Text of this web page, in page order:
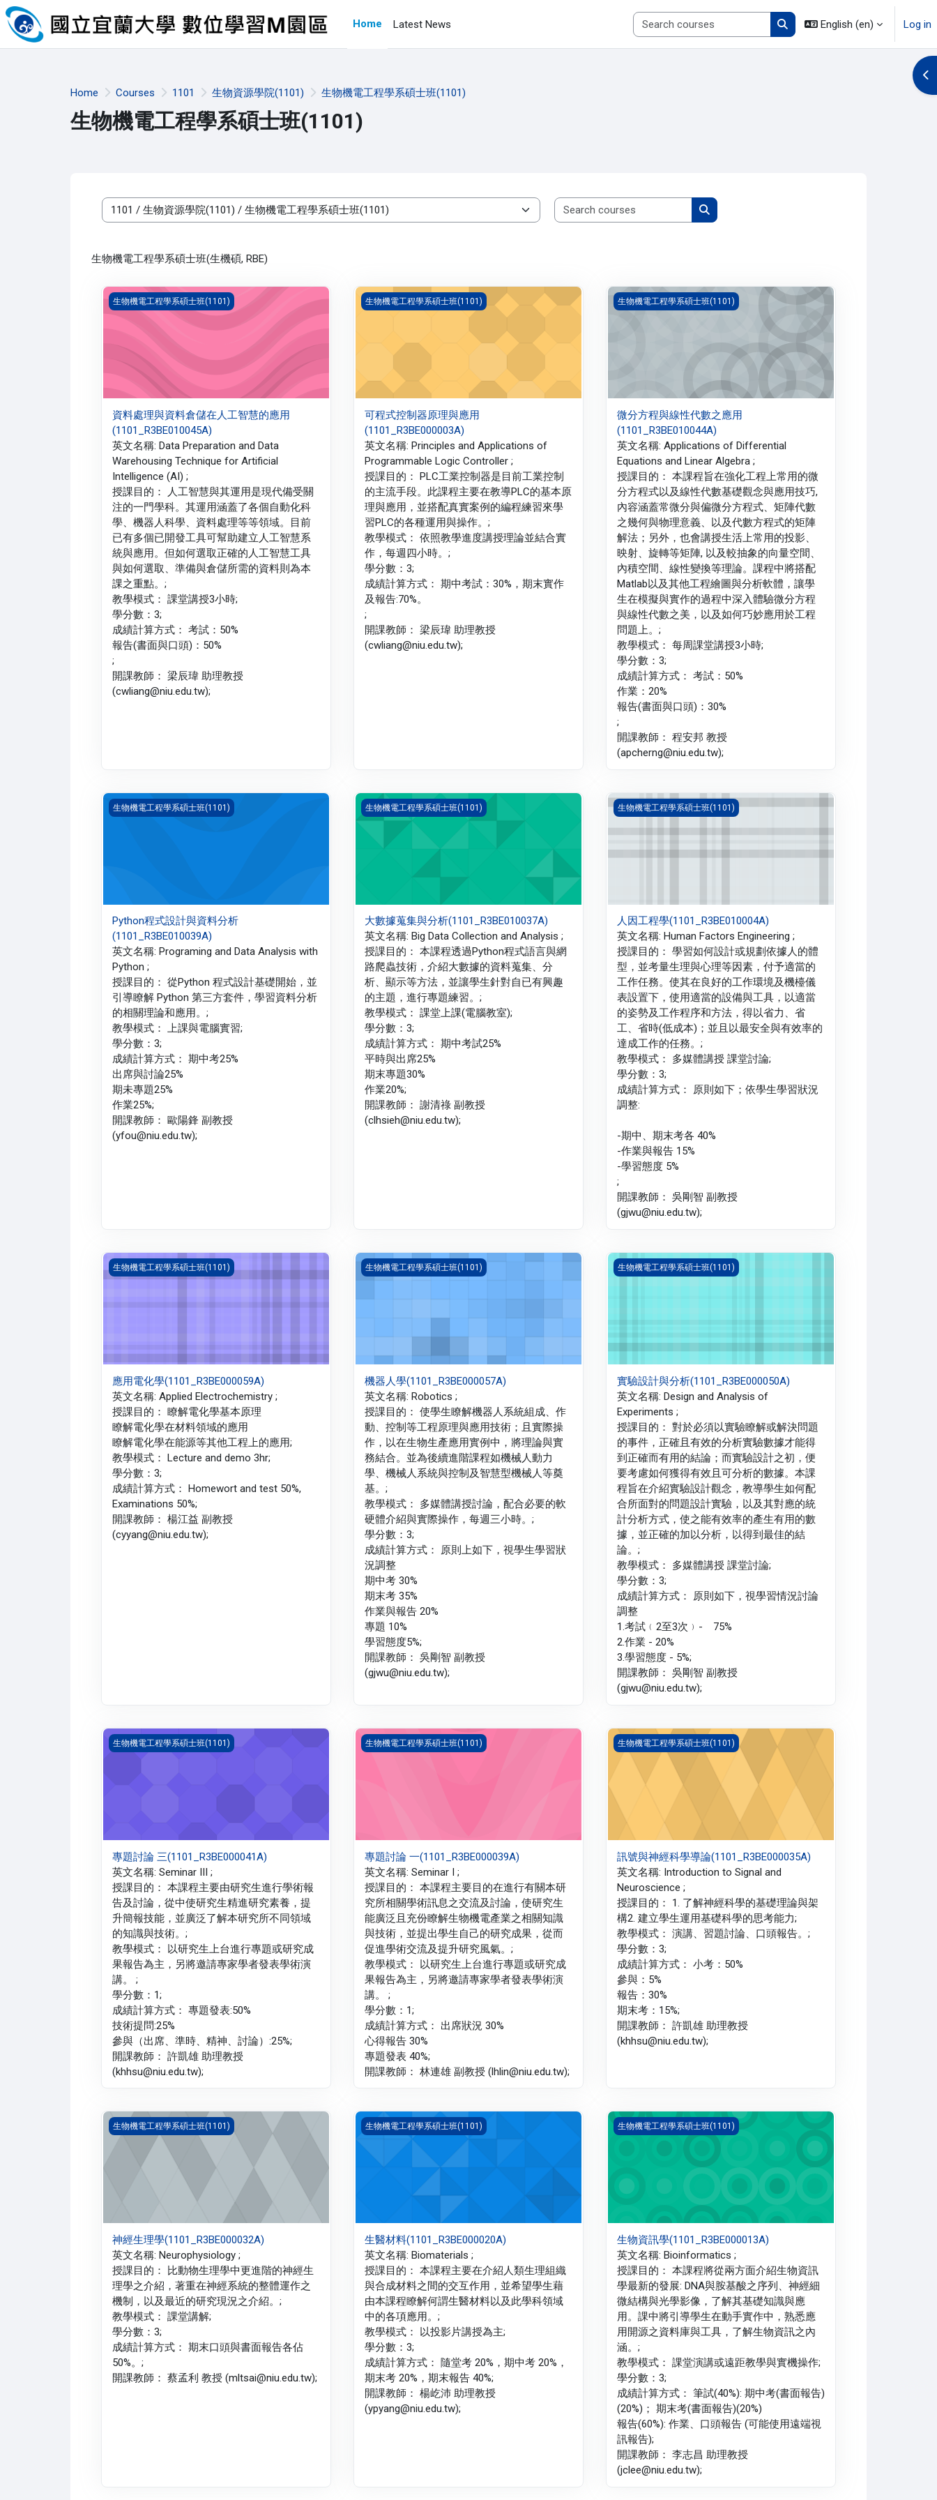
Skip to main content
Home
Latest News
Search courses
Search courses
English ‎(en)‎ Log in
Home Courses 1101 生物資源學院(1101) 生物機電工程學系碩士班(1101)
生物機電工程學系碩士班(1101)
Course categories
Search courses
Search courses
生物機電工程學系碩士班(生機碩, RBE)
資料處理與資料倉儲在人工智慧的應用(1101_R3BE010045A)
生物機電工程學系碩士班(1101)
資料處理與資料倉儲在人工智慧的應用
(1101_R3BE010045A)
英文名稱: Data Preparation and Data
Warehousing Technique for Artificial
Intelligence (AI) ;
授課目的： 人工智慧與其運用是現代備受關
注的一門學科。其運用涵蓋了各個自動化科
學、機器人科學、資料處理等等領域。目前
已有多個已開發工具可幫助建立人工智慧系
統與應用。但如何選取正確的人工智慧工具
與如何選取、準備與倉儲所需的資料則為本
課之重點。;
教學模式： 課堂講授3小時;
學分數：3;
成績計算方式： 考試：50%
報告(書面與口頭)：50%
;
開課教師： 梁辰瑋 助理教授
(cwliang@niu.edu.tw);
可程式控制器原理與應用(1101_R3BE000003A)
生物機電工程學系碩士班(1101)
可程式控制器原理與應用
(1101_R3BE000003A)
英文名稱: Principles and Applications of
Programmable Logic Controller ;
授課目的： PLC工業控制器是目前工業控制
的主流手段。此課程主要在教導PLC的基本原
理與應用，並搭配真實案例的編程練習來學
習PLC的各種運用與操作。;
教學模式： 依照教學進度講授理論並結合實
作，每週四小時。;
學分數：3;
成績計算方式： 期中考試：30%，期末實作
及報告:70%。
;
開課教師： 梁辰瑋 助理教授
(cwliang@niu.edu.tw);
微分方程與線性代數之應用(1101_R3BE010044A)
生物機電工程學系碩士班(1101)
微分方程與線性代數之應用
(1101_R3BE010044A)
英文名稱: Applications of Differential
Equations and Linear Algebra ;
授課目的： 本課程旨在強化工程上常用的微
分方程式以及線性代數基礎觀念與應用技巧,
內容涵蓋常微分與偏微分方程式、矩陣代數
之幾何與物理意義、以及代數方程式的矩陣
解法；另外，也會講授生活上常用的投影、
映射、旋轉等矩陣, 以及較抽象的向量空間、
內積空間、線性變換等理論。課程中將搭配
Matlab以及其他工程繪圖與分析軟體，讓學
生在模擬與實作的過程中深入體驗微分方程
與線性代數之美，以及如何巧妙應用於工程
問題上。;
教學模式： 每周課堂講授3小時;
學分數：3;
成績計算方式： 考試：50%
作業：20%
報告(書面與口頭)：30%
;
開課教師： 程安邦 教授
(apcherng@niu.edu.tw);
Python程式設計與資料分析(1101_R3BE010039A)
生物機電工程學系碩士班(1101)
Python程式設計與資料分析
(1101_R3BE010039A)
英文名稱: Programing and Data Analysis with
Python ;
授課目的： 從Python 程式設計基礎開始，並
引導瞭解 Python 第三方套件，學習資料分析
的相關理論和應用。;
教學模式： 上課與電腦實習;
學分數：3;
成績計算方式： 期中考25%
出席與討論25%
期未專題25%
作業25%;
開課教師： 歐陽鋒 副教授
(yfou@niu.edu.tw);
大數據蒐集與分析(1101_R3BE010037A)
生物機電工程學系碩士班(1101)
大數據蒐集與分析(1101_R3BE010037A)
英文名稱: Big Data Collection and Analysis ;
授課目的： 本課程透過Python程式語言與網
路爬蟲技術，介紹大數據的資料蒐集、分
析、顯示等方法，並讓學生針對自已有興趣
的主題，進行專題練習。;
教學模式： 課堂上課(電腦教室);
學分數：3;
成績計算方式： 期中考試25%
平時與出席25%
期末專題30%
作業20%;
開課教師： 謝清祿 副教授
(clhsieh@niu.edu.tw);
人因工程學(1101_R3BE010004A)
生物機電工程學系碩士班(1101)
人因工程學(1101_R3BE010004A)
英文名稱: Human Factors Engineering ;
授課目的： 學習如何設計或規劃依據人的體
型，並考量生理與心理等因素，付予適當的
工作任務。使其在良好的工作環境及機檯儀
表設置下，使用適當的設備與工具，以適當
的姿勢及工作程序和方法，得以省力、省
工、省時(低成本)；並且以最安全與有效率的
達成工作的任務。;
教學模式： 多媒體講授 課堂討論;
學分數：3;
成績計算方式： 原則如下；依學生學習狀況
調整:
-期中、期末考各 40%
-作業與報告 15%
-學習態度 5%
;
開課教師： 吳剛智 副教授
(gjwu@niu.edu.tw);
應用電化學(1101_R3BE000059A)
生物機電工程學系碩士班(1101)
應用電化學(1101_R3BE000059A)
英文名稱: Applied Electrochemistry ;
授課目的： 瞭解電化學基本原理
瞭解電化學在材料領域的應用
瞭解電化學在能源等其他工程上的應用;
教學模式： Lecture and demo 3hr;
學分數：3;
成績計算方式： Homewort and test 50%,
Examinations 50%;
開課教師： 楊江益 副教授
(cyyang@niu.edu.tw);
機器人學(1101_R3BE000057A)
生物機電工程學系碩士班(1101)
機器人學(1101_R3BE000057A)
英文名稱: Robotics ;
授課目的： 使學生瞭解機器人系統組成、作
動、控制等工程原理與應用技術；且實際操
作，以在生物生產應用實例中，將理論與實
務結合。並為後續進階課程如機械人動力
學、機械人系統與控制及智慧型機械人等奠
基。;
教學模式： 多媒體講授討論，配合必要的軟
硬體介紹與實際操作，每週三小時。;
學分數：3;
成績計算方式： 原則上如下，視學生學習狀
況調整
期中考 30%
期末考 35%
作業與報告 20%
專題 10%
學習態度5%;
開課教師： 吳剛智 副教授
(gjwu@niu.edu.tw);
實驗設計與分析(1101_R3BE000050A)
生物機電工程學系碩士班(1101)
實驗設計與分析(1101_R3BE000050A)
英文名稱: Design and Analysis of
Experiments ;
授課目的： 對於必須以實驗瞭解或解決問題
的事件，正確且有效的分析實驗數據才能得
到正確而有用的結論；而實驗設計之初，便
要考慮如何獲得有效且可分析的數據。本課
程旨在介紹實驗設計觀念，教導學生如何配
合所面對的問題設計實驗，以及其對應的統
計分析方式，使之能有效率的產生有用的數
據，並正確的加以分析，以得到最佳的結
論。;
教學模式： 多媒體講授 課堂討論;
學分數：3;
成績計算方式： 原則如下，視學習情況討論
調整
1.考試﹙2至3次﹚- 75%
2.作業 - 20%
3.學習態度 - 5%;
開課教師： 吳剛智 副教授
(gjwu@niu.edu.tw);
專題討論 三(1101_R3BE000041A)
生物機電工程學系碩士班(1101)
專題討論 三(1101_R3BE000041A)
英文名稱: Seminar III ;
授課目的： 本課程主要由研究生進行學術報
告及討論，從中使研究生精進研究素養，提
升簡報技能，並廣泛了解本研究所不同領域
的知識與技術。;
教學模式： 以研究生上台進行專題或研究成
果報告為主，另將邀請專家學者發表學術演
講。 ;
學分數：1;
成績計算方式： 專題發表:50%
技術提問:25%
參與（出席、準時、精神、討論）:25%;
開課教師： 許凱雄 助理教授
(khhsu@niu.edu.tw);
專題討論 一(1101_R3BE000039A)
生物機電工程學系碩士班(1101)
專題討論 一(1101_R3BE000039A)
英文名稱: Seminar I ;
授課目的： 本課程主要目的在進行有關本研
究所相關學術訊息之交流及討論，使研究生
能廣泛且充份瞭解生物機電產業之相關知識
與技術，並提出學生自己的研究成果，從而
促進學術交流及提升研究風氣。;
教學模式： 以研究生上台進行專題或研究成
果報告為主，另將邀請專家學者發表學術演
講。 ;
學分數：1;
成績計算方式： 出席狀況 30%
心得報告 30%
專題發表 40%;
開課教師： 林連雄 副教授 (lhlin@niu.edu.tw);
訊號與神經科學導論(1101_R3BE000035A)
生物機電工程學系碩士班(1101)
訊號與神經科學導論(1101_R3BE000035A)
英文名稱: Introduction to Signal and
Neuroscience ;
授課目的： 1. 了解神經科學的基礎理論與架
構2. 建立學生運用基礎科學的思考能力;
教學模式： 演講、習題討論、口頭報告。;
學分數：3;
成績計算方式： 小考：50%
參與：5%
報告：30%
期末考：15%;
開課教師： 許凱雄 助理教授
(khhsu@niu.edu.tw);
神經生理學(1101_R3BE000032A)
生物機電工程學系碩士班(1101)
神經生理學(1101_R3BE000032A)
英文名稱: Neurophysiology ;
授課目的： 比動物生理學中更進階的神經生
理學之介紹，著重在神經系統的整體運作之
機制，以及最近的研究現況之介紹。;
教學模式： 課堂講解;
學分數：3;
成績計算方式： 期末口頭與書面報告各佔
50%。;
開課教師： 蔡孟利 教授 (mltsai@niu.edu.tw);
生醫材料(1101_R3BE000020A)
生物機電工程學系碩士班(1101)
生醫材料(1101_R3BE000020A)
英文名稱: Biomaterials ;
授課目的： 本課程主要在介紹人類生理組織
與合成材料之間的交互作用，並希望學生藉
由本課程瞭解何謂生醫材料以及此學科領域
中的各項應用。;
教學模式： 以投影片講授為主;
學分數：3;
成績計算方式： 隨堂考 20%，期中考 20%，
期末考 20%，期末報告 40%;
開課教師： 楊屹沛 助理教授
(ypyang@niu.edu.tw);
生物資訊學(1101_R3BE000013A)
生物機電工程學系碩士班(1101)
生物資訊學(1101_R3BE000013A)
英文名稱: Bioinformatics ;
授課目的： 本課程將從兩方面介紹生物資訊
學最新的發展: DNA與胺基酸之序列、神經細
微結構與光學影像，了解其基礎知識與應
用。課中將引導學生在動手實作中，熟悉應
用開源之資料庫與工具，了解生物資訊之內
涵。;
教學模式： 課堂演講或遠距教學與實機操作;
學分數：3;
成績計算方式： 筆試(40%): 期中考(書面報告)
(20%)； 期末考(書面報告)(20%)
報告(60%): 作業、口頭報告 (可能使用遠端視
訊報告);
開課教師： 李志昌 助理教授
(jclee@niu.edu.tw);